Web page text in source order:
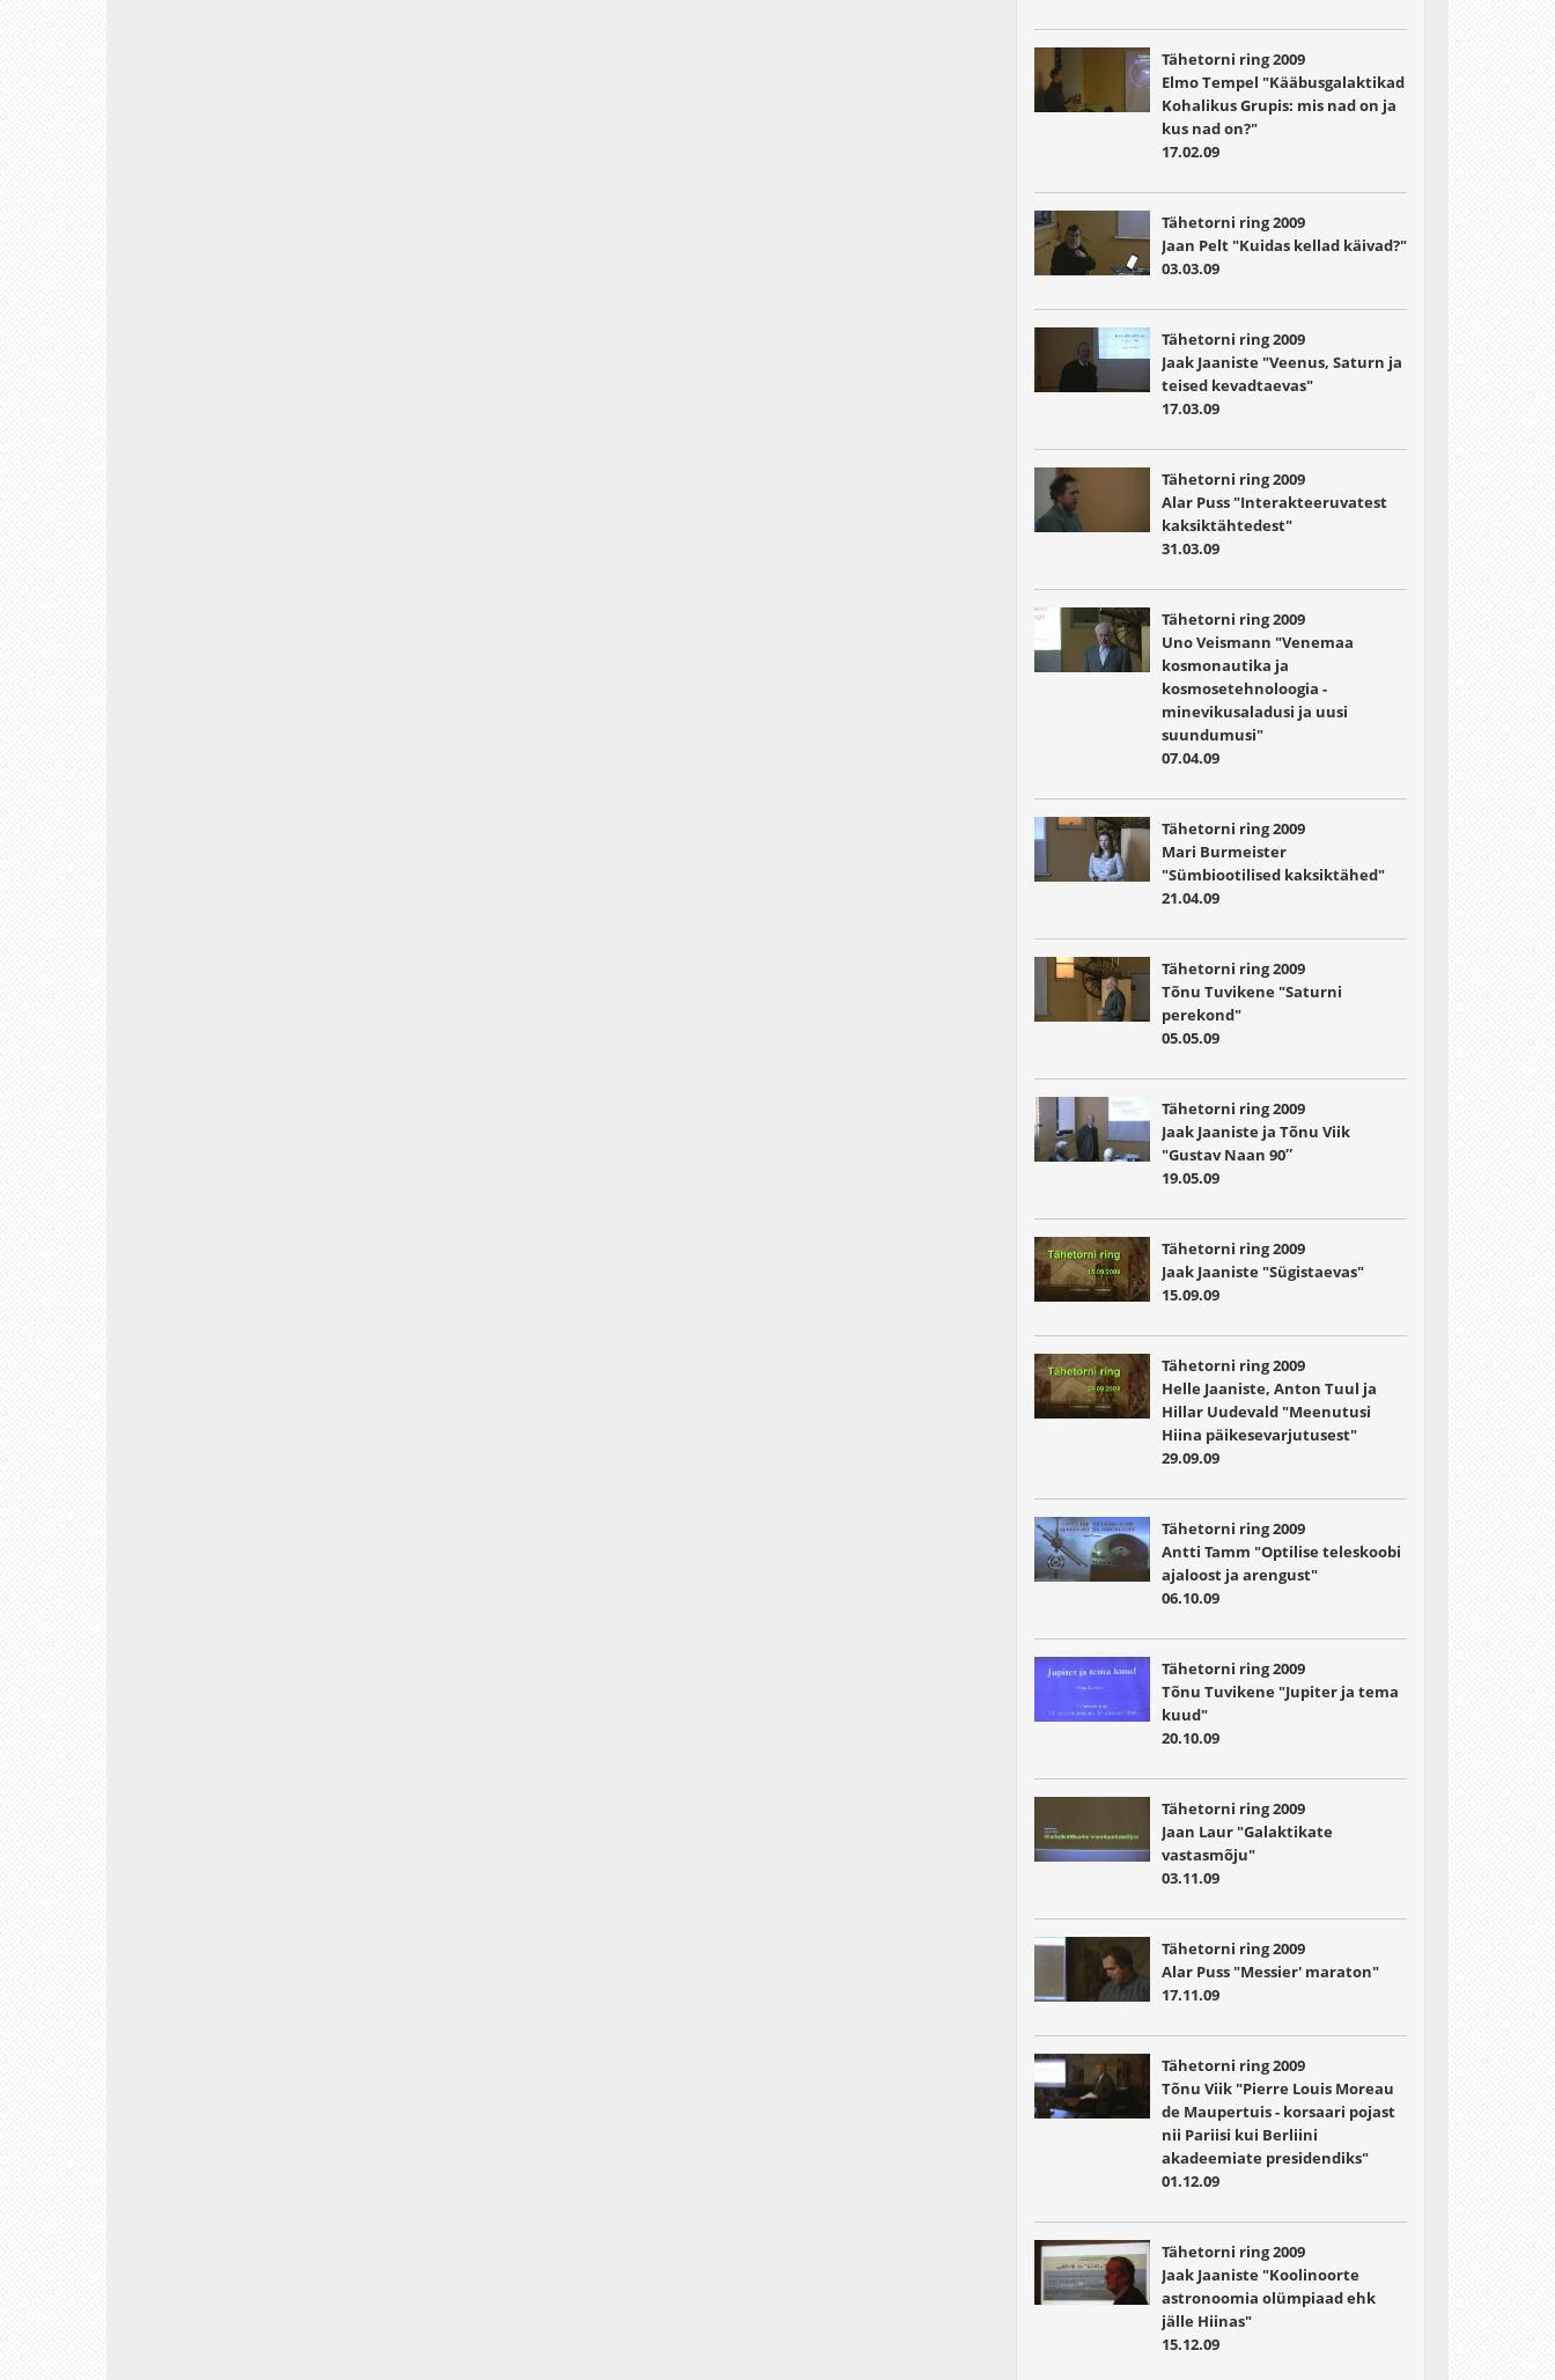
Tähetorni ring 2009
Elmo Tempel "Kääbusgalaktikad
Kohalikus Grupis: mis nad on ja
kus nad on?"
17.02.09
Tähetorni ring 2009
Jaan Pelt "Kuidas kellad käivad?"
03.03.09
Tähetorni ring 2009
Jaak Jaaniste "Veenus, Saturn ja
teised kevadtaevas"
17.03.09
Tähetorni ring 2009
Alar Puss "Interakteeruvatest
kaksiktähtedest"
31.03.09
Tähetorni ring 2009
Uno Veismann "Venemaa
kosmonautika ja
kosmosetehnoloogia -
minevikusaladusi ja uusi
suundumusi"
07.04.09
Tähetorni ring 2009
Mari Burmeister
"Sümbiootilised kaksiktähed"
21.04.09
Tähetorni ring 2009
Tõnu Tuvikene "Saturni
perekond"
05.05.09
Tähetorni ring 2009
Jaak Jaaniste ja Tõnu Viik
"Gustav Naan 90″
19.05.09
Tähetorni ring 2009
Jaak Jaaniste "Sügistaevas"
15.09.09
Tähetorni ring 2009
Helle Jaaniste, Anton Tuul ja
Hillar Uudevald "Meenutusi
Hiina päikesevarjutusest"
29.09.09
Tähetorni ring 2009
Antti Tamm "Optilise teleskoobi
ajaloost ja arengust"
06.10.09
Tähetorni ring 2009
Tõnu Tuvikene "Jupiter ja tema
kuud"
20.10.09
Tähetorni ring 2009
Jaan Laur "Galaktikate
vastasmõju"
03.11.09
Tähetorni ring 2009
Alar Puss "Messier' maraton"
17.11.09
Tähetorni ring 2009
Tõnu Viik "Pierre Louis Moreau
de Maupertuis - korsaari pojast
nii Pariisi kui Berliini
akadeemiate presidendiks"
01.12.09
Tähetorni ring 2009
Jaak Jaaniste "Koolinoorte
astronoomia olümpiaad ehk
jälle Hiinas"
15.12.09